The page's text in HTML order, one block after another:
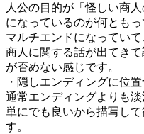
人公の目的が「怪しい商
になっているのが何ともっ
マルチエンドになってい
商人に関する話が出てき
が否めない感じです。
・隠しエンディングに位
通常エンディングよりも
単にでも良いから描写し
す。